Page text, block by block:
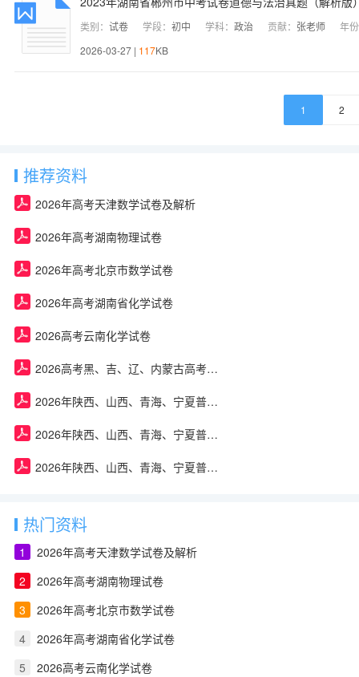
类别： 试卷 学段： 初中 学科： 政治 贡献： 张老师
年
2026-03-27 | 117KB
1 2
推荐资料
2026年高考天津数学试卷及解析
2026年高考湖南物理试卷
2026年高考北京市数学试卷
2026年高考湖南省化学试卷
2026高考云南化学试卷
2026高考黑、吉、辽、内蒙古高考物理试卷
2026年陕西、山西、青海、宁夏普通高中学业水平选择性考试政治试卷及答案
2026年陕西、山西、青海、宁夏普通高中学业水平选择性考试物理试卷及答案
2026年陕西、山西、青海、宁夏普通高中学业水平选择性考试生物试卷及答案
热门资料
1
2026年高考天津数学试卷及解析
2
2026年高考湖南物理试卷
3
2026年高考北京市数学试卷
4
2026年高考湖南省化学试卷
5
2026高考云南化学试卷